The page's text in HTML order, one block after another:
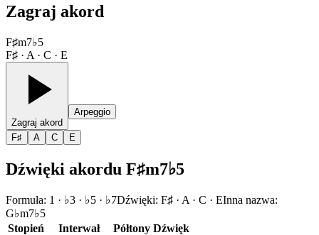
Zagraj akord
F♯m7♭5
F♯ · A · C · E
Zagraj akord
Arpeggio
F♯ A C E
Dźwięki akordu F♯m7♭5
Formuła: 1 · ♭3 · ♭5 · ♭7Dźwięki: F♯ · A · C · EInna nazwa:
G♭m7♭5
Stopień
Interwał Półtony Dźwięk